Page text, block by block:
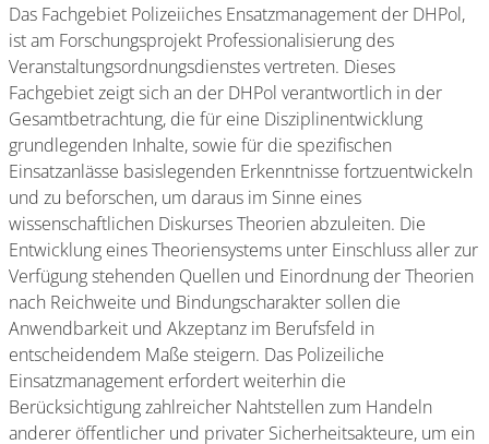
Das Fachgebiet Polizeiiches Ensatzmanagement der DHPol,
ist am Forschungsprojekt Professionalisierung des
Veranstaltungsordnungsdienstes vertreten. Dieses
Fachgebiet zeigt sich an der DHPol verantwortlich in der
Gesamtbetrachtung, die für eine Disziplinentwicklung
grundlegenden Inhalte, sowie für die spezifischen
Einsatzanlässe basislegenden Erkenntnisse fortzuentwickeln
und zu beforschen, um daraus im Sinne eines
wissenschaftlichen Diskurses Theorien abzuleiten. Die
Entwicklung eines Theoriensystems unter Einschluss aller zur
Verfügung stehenden Quellen und Einordnung der Theorien
nach Reichweite und Bindungscharakter sollen die
Anwendbarkeit und Akzeptanz im Berufsfeld in
entscheidendem Maße steigern. Das Polizeiliche
Einsatzmanagement erfordert weiterhin die
Berücksichtigung zahlreicher Nahtstellen zum Handeln
anderer öffentlicher und privater Sicherheitsakteure, um ein